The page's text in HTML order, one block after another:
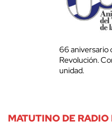
66 aniversario
Revolución.
unidad.
MATUTINO DE